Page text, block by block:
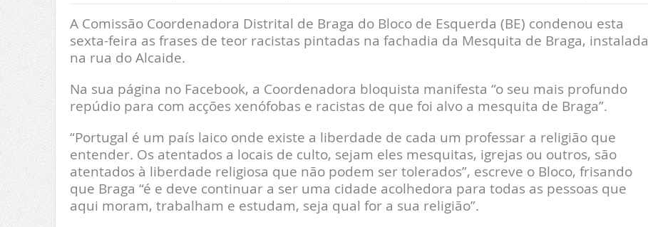
A Comissão Coordenadora Distrital de Braga do Bloco de Esquerda (BE) condenou esta
sexta-feira as frases de teor racistas pintadas na fachadia da Mesquita de Braga, instalada
na rua do Alcaide.
Na sua página no Facebook, a Coordenadora bloquista manifesta “o seu mais profundo
repúdio para com acções xenófobas e racistas de que foi alvo a mesquita de Braga”.
“Portugal é um país laico onde existe a liberdade de cada um professar a religião que
entender. Os atentados a locais de culto, sejam eles mesquitas, igrejas ou outros, são
atentados à liberdade religiosa que não podem ser tolerados”, escreve o Bloco, frisando
que Braga “é e deve continuar a ser uma cidade acolhedora para todas as pessoas que
aqui moram, trabalham e estudam, seja qual for a sua religião”.